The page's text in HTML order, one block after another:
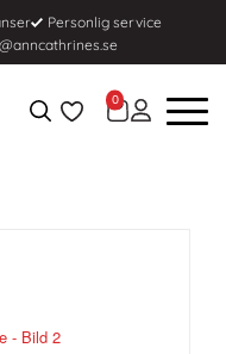
Personlig service
0